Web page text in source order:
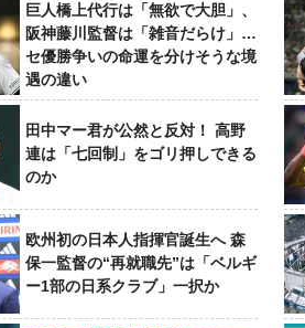
巨人橋上代行は「無欲で大胆」、
阪神藤川監督は「雑音だらけ」…
セ優勝争いの命運を分けそうな境
遇の違い
田中マー君が公然と反対！ 高野
連は「七回制」をゴリ押しできる
のか
欧州初の日本人指揮官誕生へ 森
保一監督の“再就職先”は「ベルギ
ー1部の日系クラブ」一択か